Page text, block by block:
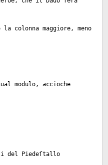
colonna maggiore, meno
modulo, accioche
del Piedeſtallo